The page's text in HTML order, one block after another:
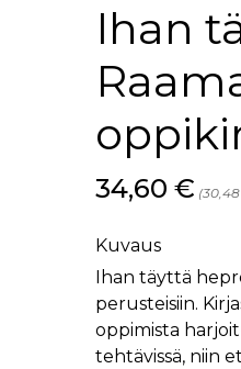
Ihan
Hinta nyt
34,60 €
Kuvaus
Ihan täyttä
perusteisiin.
oppimista
tehtävissä, niin